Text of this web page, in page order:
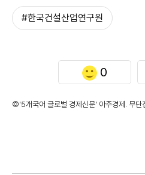
#한국건설산업연구원
0
©'5개국어 글로벌 경제신문' 아주경제. 무단